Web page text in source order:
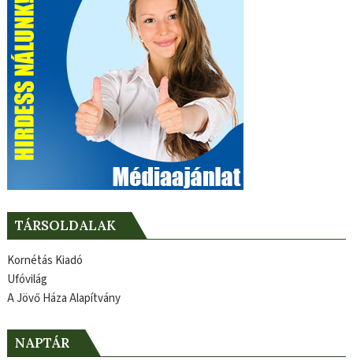
TÁRSOLDALAK
Kornétás Kiadó
Ufóvilág
A Jövő Háza Alapítvány
NAPTÁR